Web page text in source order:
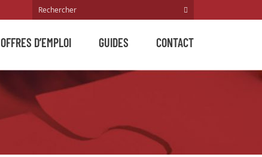
OFFRES D’EMPLOI GUIDES CONTACT